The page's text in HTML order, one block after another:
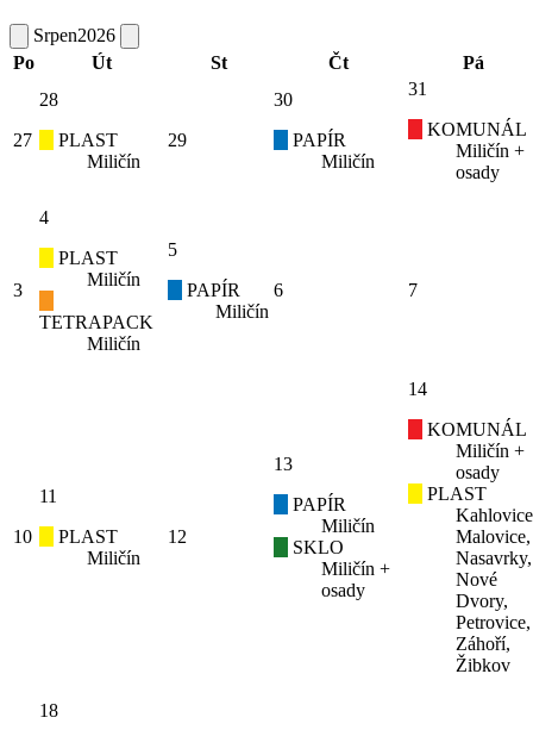
Srpen2026
Po
Út St Čt Pá
27
28
PLAST
Miličín
29
30
PAPÍR
Miličín
31
KOMUNÁL
Miličín +
osady
3
4
PLAST
Miličín
TETRAPACK
Miličín
5
PAPÍR
Miličín
6 7
10
11
PLAST
Miličín
12
13
PAPÍR
Miličín
SKLO
Miličín +
osady
14
KOMUNÁL
Miličín +
osady
PLAST
Malovice,
Nasavrky,
Nové
Dvory,
Petrovice,
Záhoří,
Žibkov
18